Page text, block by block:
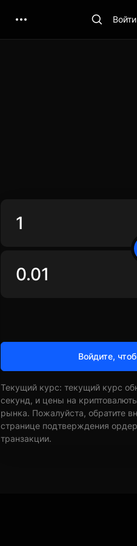
Войти
Войдите,
Текущий курс: текущий курс
секунд, и цены на
рынка. Пожалуйста, обратите
странице подтверждения
транзакции.